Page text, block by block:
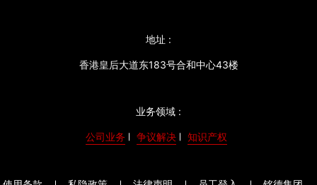
地址 :
香港皇后大道东183号合和中心43楼
业务领域 :
公司业务 争议解决 知识产权